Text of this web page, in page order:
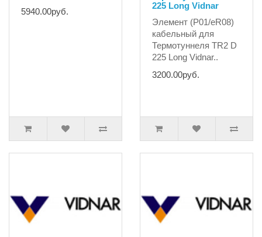
5940.00руб.
225 Long Vidnar
Элемент (P01/eR08)
кабельный для
Термотуннеля TR2 D
225 Long Vidnar..
3200.00руб.